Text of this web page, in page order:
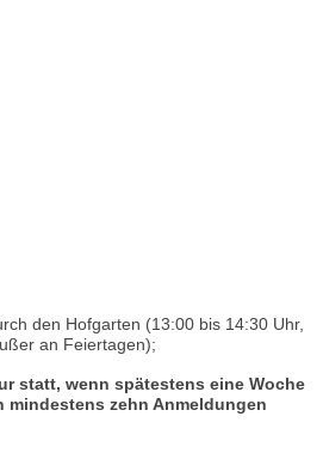
den Hofgarten (13:00 bis 14:30 Uhr,
an Feiertagen);
statt, wenn spätestens eine Woche
mindestens zehn Anmeldungen